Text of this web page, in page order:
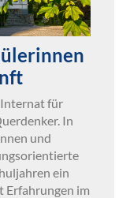
Internat für
In
und
ein
Erfahrungen im